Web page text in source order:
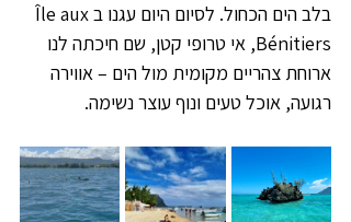
בלב הים הכחול. לסיום היום עגנו בÎle aux
Bénitiers, אי טרופי קטן, שם חיכתה לנו
ארוחת צהריים מקומית מול הים – אווירה
רגועה, אוכל טעים ונוף עוצר נשימה.